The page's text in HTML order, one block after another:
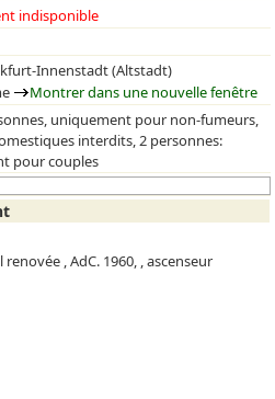
indisponible
Innenstadt (Altstadt)
Montrer dans une nouvelle fenêtre
uniquement pour non-fumeurs,
interdits, 2 personnes:
pour couples
, AdC. 1960, , ascenseur